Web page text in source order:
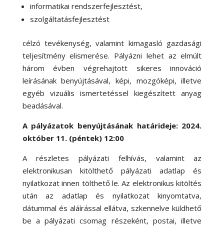
informatikai rendszerfejlesztést,
szolgáltatásfejlesztést
célzó tevékenység, valamint kimagasló gazdasági
teljesítmény elismerése. Pályázni lehet az elmúlt
három évben végrehajtott sikeres innováció
leírásának benyújtásával, képi, mozgóképi, illetve
egyéb vizuális ismertetéssel kiegészített anyag
beadásával.
A pályázatok benyújtásának határideje: 2024.
október 11. (péntek) 12:00
A részletes pályázati felhívás, valamint az
elektronikusan kitölthető pályázati adatlap és
nyilatkozat innen tölthető le. Az elektronikus kitöltés
után az adatlap és nyilatkozat kinyomtatva,
dátummal és aláírással ellátva, szkennelve küldhető
be a pályázati csomag részeként, postai, illetve